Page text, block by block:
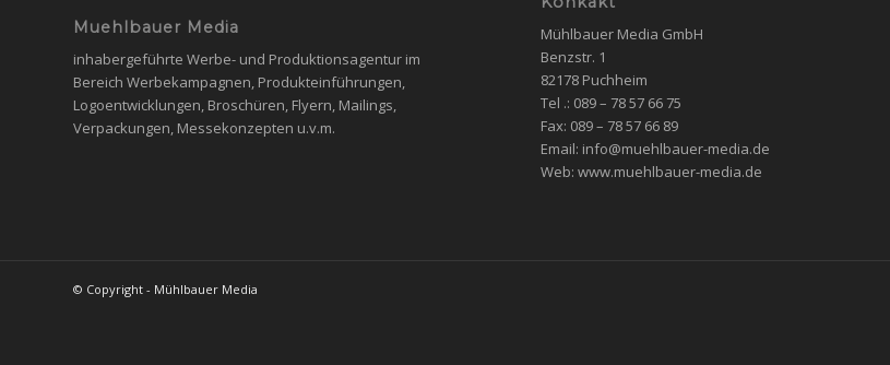
Muehlbauer Media
inhabergeführte Werbe- und Produktionsagentur im
Bereich Werbekampagnen, Produkteinführungen,
Logoentwicklungen, Broschüren, Flyern, Mailings,
Verpackungen, Messekonzepten u.v.m.
Mühlbauer Media GmbH
Benzstr. 1
82178 Puchheim
Tel .: 089 – 78 57 66 75
Fax: 089 – 78 57 66 89
Email: info@muehlbauer-media.de
Web: www.muehlbauer-media.de
© Copyright - Mühlbauer Media